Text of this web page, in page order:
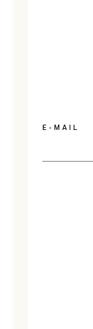
E-MAIL